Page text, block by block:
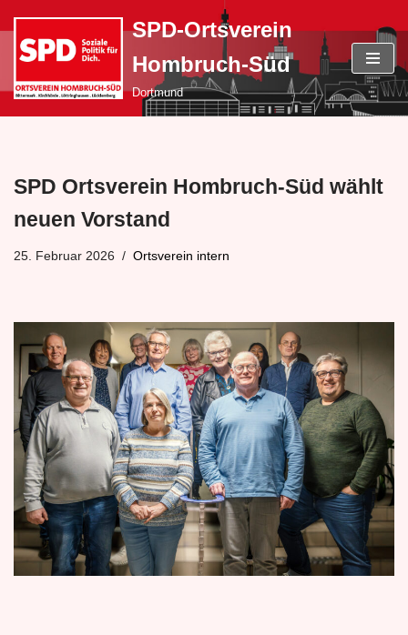
Zum
springen
SPD-Ortsverein
Hombruch-Süd
Dortmund
SPD Ortsverein Hombruch-Süd wählt
neuen Vorstand
25. Februar 2026 Ortsverein intern